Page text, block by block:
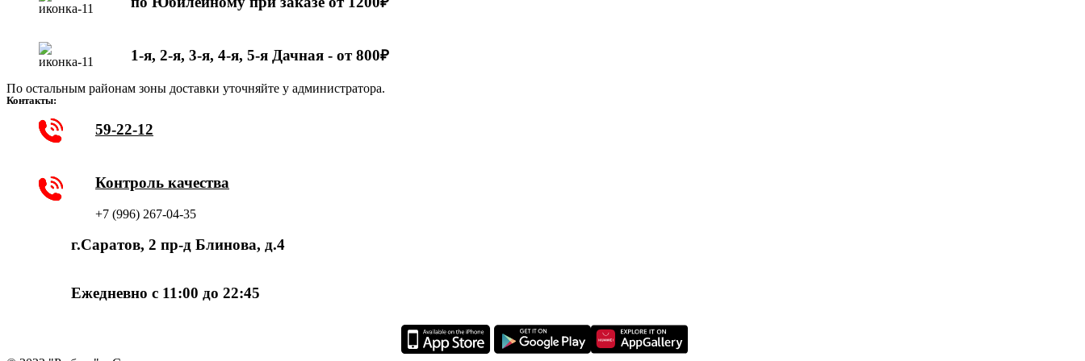
1-я, 2-я, 3-я, 4-я, 5-я Дачная - от 800₽
По остальным районам зоны доставки уточняйте у администратора.
Контакты:
59-22-12
Контроль качества
+7 (996) 267-04-35
г.Саратов, 2 пр-д Блинова, д.4
Ежедневно с 11:00 до 22:45